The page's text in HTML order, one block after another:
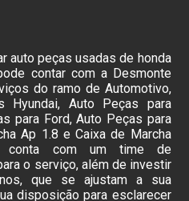
auto peças usadas de honda
contar com a Desmonte
do ramo de Automotivo,
Hyundai, Auto Peças para
para Ford, Auto Peças para
Ap 1.8 e Caixa de Marcha
conta com um time de
o serviço, além de investir
que se ajustam a sua
disposição para esclarecer